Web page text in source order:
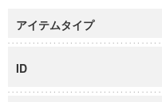
博士課程教育リーデ
アイテムタイプ
ID